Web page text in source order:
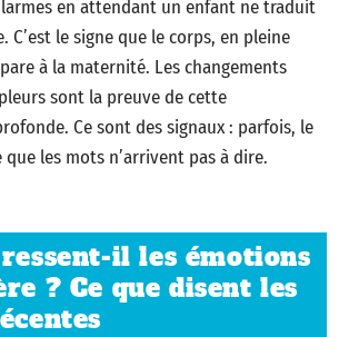
en attendant un enfant ne traduit
C’est le signe que le corps, en pleine
à la maternité. Les changements
sont la preuve de cette
Ce sont des signaux : parfois, le
que les mots n’arrivent pas à dire.
il les émotions
? Ce que disent les